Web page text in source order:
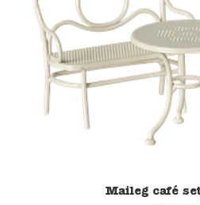
Maileg café